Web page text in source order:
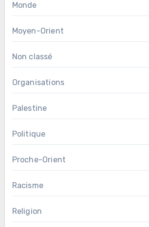
Monde
Moyen-Orient
Non classé
Organisations
Palestine
Politique
Proche-Orient
Racisme
Religion